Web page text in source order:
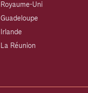
Royaume-Uni
Guadeloupe
Irlande
La Réunion